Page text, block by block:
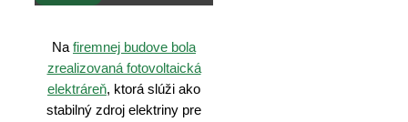
Na firemnej budove bola
zrealizovaná fotovoltaická
elektráreň, ktorá slúži ako
stabilný zdroj elektriny pre